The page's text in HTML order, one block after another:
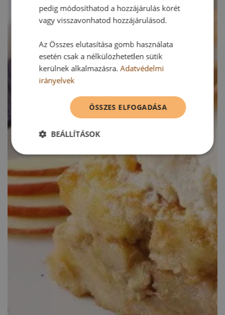
pedig módosíthatod a hozzájárulás körét
vagy visszavonhatod hozzájárulásod.
Az Összes elutasítása gomb használata
esetén csak a nélkülözhetetlen sütik
kerülnek alkalmazásra.Adatvédelmi
irányelvek
ÖSSZES ELFOGADÁSA
BEÁLLÍTÁSOK